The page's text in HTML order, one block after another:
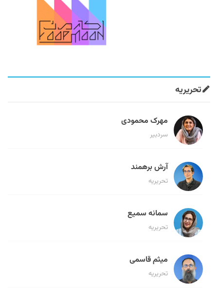
تحریریه
مهرک محمودی
سردبیر
آرش برهمند
تحریریه
سمانه سمیع
تحریریه
میثم قاسمی
تحریریه